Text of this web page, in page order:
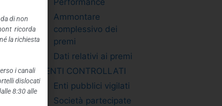
Ammontare
complessivo dei
premi
Dati relativi ai premi
ENTI CONTROLLATI
Enti pubblici vigilati
Società partecipate
di non
ricorda
la richiesta
i canali
dislocati
8:30 alle